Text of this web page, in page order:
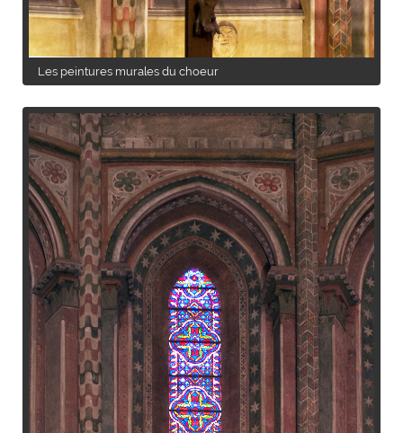
Les peintures murales du choeur